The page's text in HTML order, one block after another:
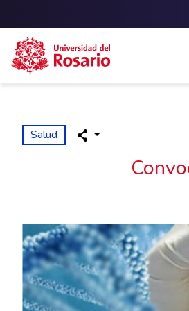
Skip to main content
Salud